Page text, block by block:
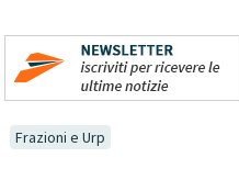
Frazioni e Urp